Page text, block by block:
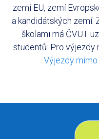
zemí EU, zemí
a kandidátských zemí.
školami má ČVUT
studentů. Pro výjezdy
Výjezdy mimo